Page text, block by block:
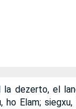
la dezerto, el
ho Elam; siegxu,